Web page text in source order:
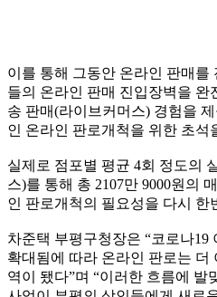
이를 통해 그동안 온라인 판매를
들의 온라인 판매 진입장벽을 완
송 판매(라이브커머스) 경험을
인 온라인 판로개척을 위한 초석
실제로 점포별 평균 4회 정도의
스)를 통해 총 2107만 9000원의
인 판로개척의 필요성을 다시 한
차준택 부평구청장은 “코로나19
확대됨에 따라 온라인 판로는 더
역이 됐다”며 “이러한 흐름에 발